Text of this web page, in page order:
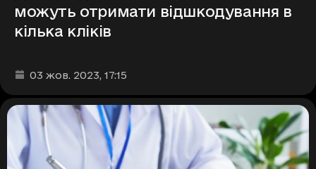
можуть отримати відшкодування в
кілька кліків
Дата та час публікації
03 жов. 2023, 17:15